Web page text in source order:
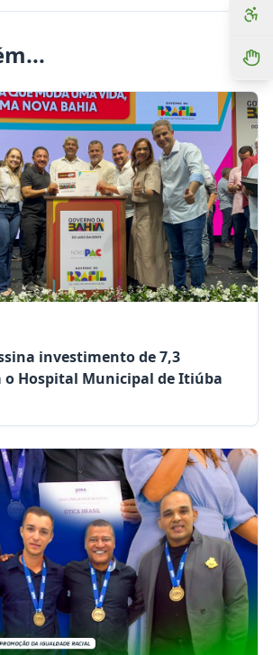
investimento de 7,3
o Hospital Municipal de Itiúba